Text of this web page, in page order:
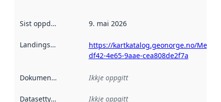
Sist oppdatert 9. mai 2026
Landingsside
https://kartkatalog.geonorge.no/
df42-4e65-9aae-cea808de2f7a
Dokumentasjon Ikkje oppgitt
Datasettype Ikkje oppgitt